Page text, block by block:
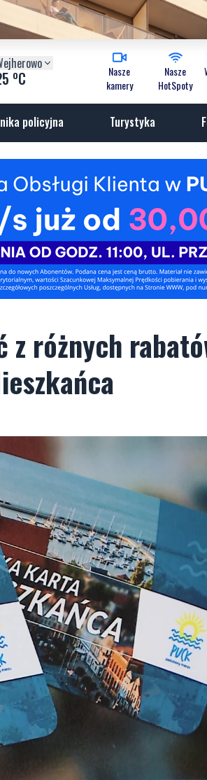
oC
Nasze
kamery
Nasze
HotSpoty
policyjna Turystyka
z różnych